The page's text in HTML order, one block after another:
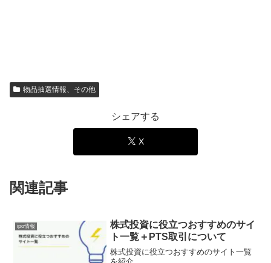
物品抽選情報、その他
シェアする
X
関連記事
ipo情報
株式投資に役立つおすすめのサイ
ト一覧＋PTS取引について
株式投資に役立つおすすめのサイト一覧